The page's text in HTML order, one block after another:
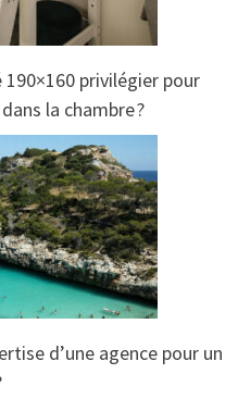
privilégier pour
la chambre ?
d’une agence pour un